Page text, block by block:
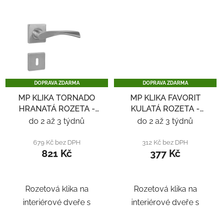
DOPRAVA ZDARMA
MP KLIKA TORNADO
HRANATÁ ROZETA -
NEREZ
do 2 až 3 týdnů
679 Kč bez DPH
821 Kč
Rozetová klika na
interiérové ​​dveře s
DOPRAVA ZDARMA
MP KLIKA FAVORIT
KULATÁ ROZETA -
NEREZ
do 2 až 3 týdnů
312 Kč bez DPH
377 Kč
Rozetová klika na
interiérové ​​dveře s